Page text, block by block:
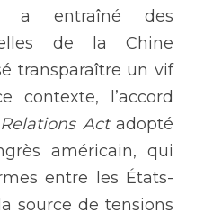
a entraîné des
de la Chine
transparaître un vif
contexte, l’accord
Act adopté
américain, qui
entre les États-
source de tensions